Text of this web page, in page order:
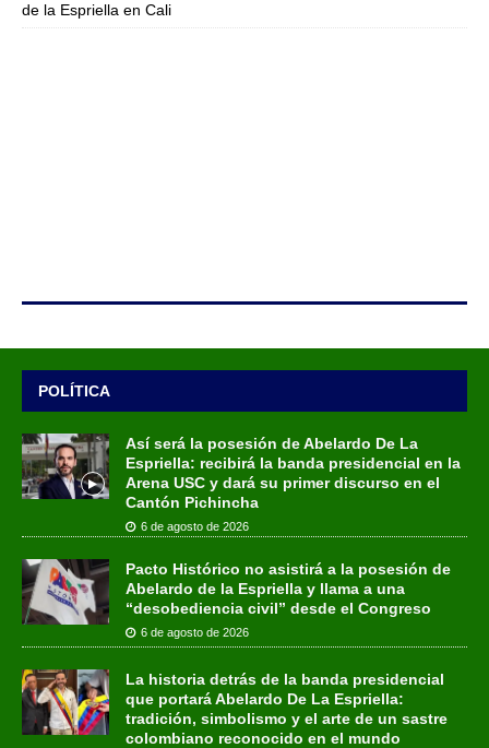
de la Espriella en Cali
POLÍTICA
Así será la posesión de Abelardo De La
Espriella: recibirá la banda presidencial en la
Arena USC y dará su primer discurso en el
Cantón Pichincha
6 de agosto de 2026
Pacto Histórico no asistirá a la posesión de
Abelardo de la Espriella y llama a una
“desobediencia civil” desde el Congreso
6 de agosto de 2026
La historia detrás de la banda presidencial
que portará Abelardo De La Espriella:
tradición, simbolismo y el arte de un sastre
colombiano reconocido en el mundo